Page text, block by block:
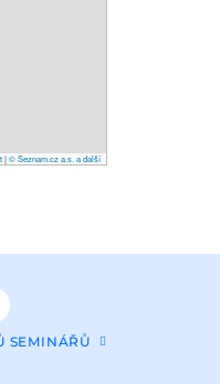
|© Seznam.cz a.s. a další
SEMINÁŘŮ